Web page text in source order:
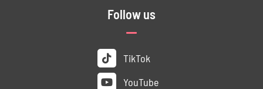
Follow us
TikTok
YouTube